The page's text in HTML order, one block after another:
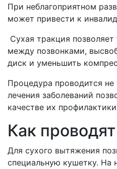
При неблагоприятном
может привести к
Сухая тракция
между позвонками,
диск и уменьшить
Процедура проводится не
лечения заболеваний
качестве их
Как
Для сухого вытяжения
специальную кушетку. На